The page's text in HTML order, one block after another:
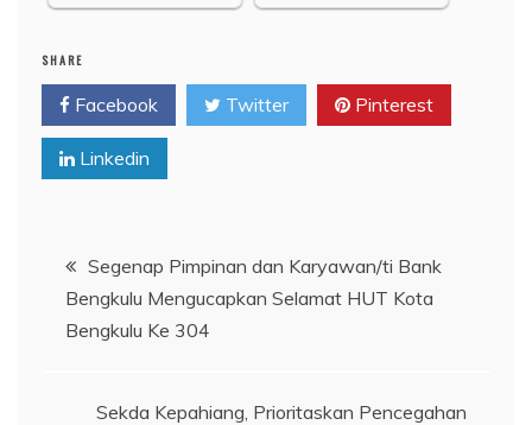
SHARE
Facebook Twitter Pinterest
Linkedin
Navigasi
pos
Segenap Pimpinan dan Karyawan/ti Bank
Bengkulu Mengucapkan Selamat HUT Kota
Bengkulu Ke 304
Sekda Kepahiang, Prioritaskan Pencegahan